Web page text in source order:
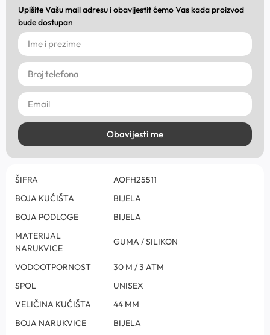
Upišite Vašu mail adresu i obavijestit ćemo Vas kada proizvod
bude dostupan
Obavijesti me
ŠIFRA
AOFH25511
BOJA KUĆIŠTA
BIJELA
BOJA PODLOGE
BIJELA
MATERIJAL
NARUKVICE
GUMA / SILIKON
VODOOTPORNOST
30 M / 3 ATM
SPOL
UNISEX
VELIČINA KUĆIŠTA
44 MM
BOJA NARUKVICE
BIJELA